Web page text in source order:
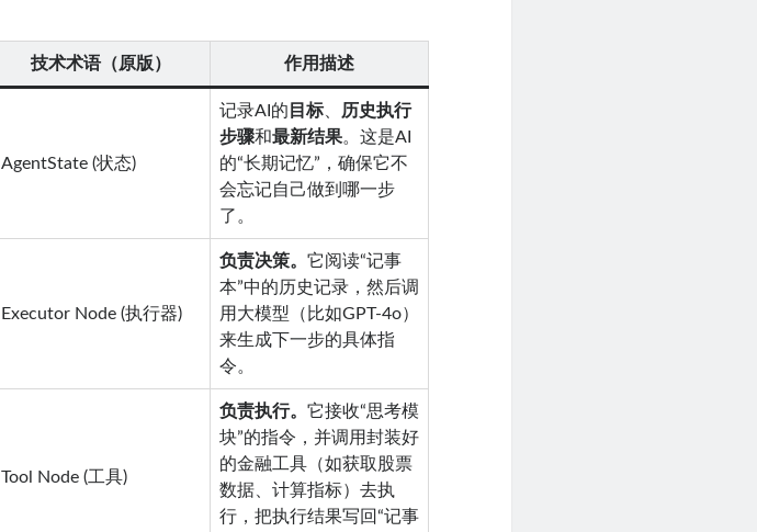
技术术语（原版） 作用描述
AgentState (状态)
记录AI的 目标、
历史执行
步骤和最新结果。这是AI
的“长期记忆”，确保它不
会忘记自己做到哪一步
了。
Executor Node (执行器)
负责决策。它阅读“记事
本”中的历史记录，然后调
用大模型（比如GPT-4o）
来生成下一步的具体指
令。
Tool Node (工具)
负责执行。它接收“思考模
块”的指令，并调用封装好
的金融工具（如获取股票
数据、计算指标）去执
行，把执行结果写回“记事